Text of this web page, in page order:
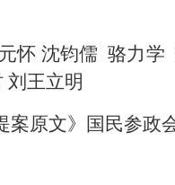
怀 沈钧儒 骆力学
刘王立明
案原文》国民参政